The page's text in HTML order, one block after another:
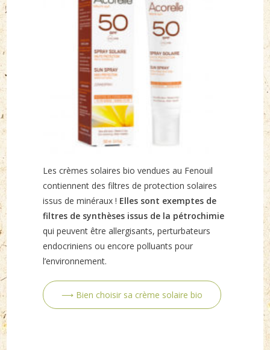
Les crèmes solaires bio vendues au Fenouil
contiennent des filtres de protection solaires
issus de minéraux ! Elles sont exemptes de
filtres de synthèses issus de la pétrochimie
qui peuvent être allergisants, perturbateurs
endocriniens ou encore polluants pour
l’environnement.
⟶ Bien choisir sa crème solaire bio